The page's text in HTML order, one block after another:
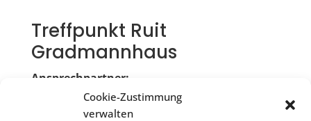
Cookie-Zustimmung
verwalten
Treffpunkt Ruit
Gradmannhaus
Ansprechpartner:
Karin Funk